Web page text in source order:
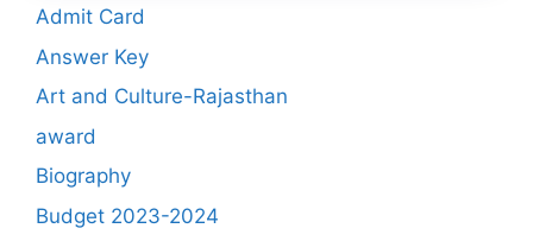
Admit Card
Answer Key
Art and Culture-Rajasthan
award
Biography
Budget 2023-2024